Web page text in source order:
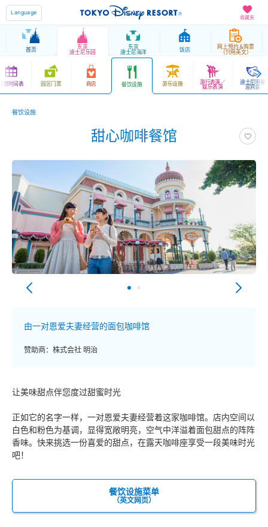
收藏夹
Language
首页 东京
迪士尼乐园
东京
迪士尼海洋 饭店 网上预约＆购票
（只用英文）
营时间表 园区门票 商店 餐饮设施 游乐设施 游行表演／
娱乐表演
迪士尼明星
迎宾会
餐饮设施
甜心咖啡餐馆
由一对恩爱夫妻经营的面包咖啡馆
赞助商：株式会社 明治
让美味甜点伴您度过甜蜜时光
正如它的名字一样，一对恩爱夫妻经营着这家咖啡馆。店内空间以
白色和粉色为基调，显得宽敞明亮，空气中洋溢着面包甜点的阵阵
香味。快来挑选一份喜爱的甜点，在露天咖啡座享受一段美味时光
吧！
餐饮设施菜单
（英文网页）